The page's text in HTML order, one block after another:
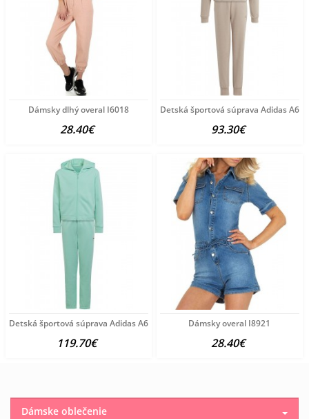
Dámsky dlhý overal I6018
28.40€
Detská športová súprava Adidas
93.30€
Detská športová súprava Adidas A6534
119.70€
Dámsky overal I8921
28.40€
Dámske oblečenie